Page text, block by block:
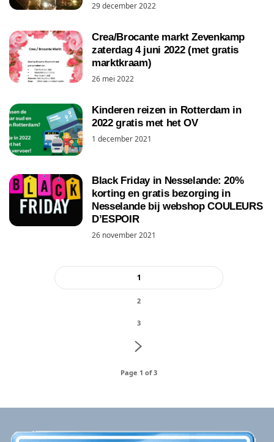
29 december 2022
Crea/Brocante markt Zevenkamp
zaterdag 4 juni 2022 (met gratis
marktkraam)
26 mei 2022
Kinderen reizen in Rotterdam in
2022 gratis met het OV
1 december 2021
Black Friday in Nesselande: 20%
korting en gratis bezorging in
Nesselande bij webshop COULEURS
D’ESPOIR
26 november 2021
1
2
3
Page 1 of 3